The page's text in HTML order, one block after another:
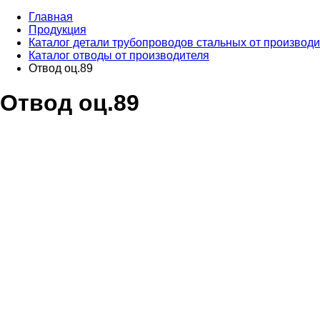
Главная
Продукция
Каталог детали трубопроводов стальных от
Каталог отводы от производителя
Отвод оц.89
Отвод оц.89